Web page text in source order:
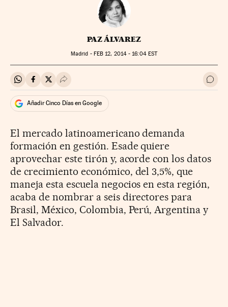
PAZ ÁLVAREZ
Madrid - FEB 12, 2014 - 16:04EST
Compartir en Whatsapp
Compartir en Facebook
Compartir en Twitter
Desplegar Redes Sociales Ir a
Añadir Cinco Días en Google
El mercado latinoamericano demanda
formación en gestión. Esade quiere
aprovechar este tirón y, acorde con los datos
de crecimiento económico, del 3,5%, que
maneja esta escuela negocios en esta región,
acaba de nombrar a seis directores para
Brasil, México, Colombia, Perú, Argentina y
El Salvador.